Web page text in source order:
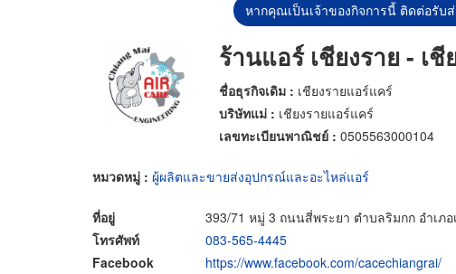
หากคุณเป็นเจ้าของกิจการนี้ ติดต่อรับ
ร้านแอร์ เชียงราย - เ
ชื่อธุรกิจเดิม : เชียงรายแอร์แคร์
บริษัทแม่ : เชียงรายแอร์แคร์
เลขทะเบียนพาณิชย์ : 0505563000104
หมวดหมู่ : ผู้ผลิตและขายส่งอุปกรณ์และอะไหล่แอร์
ที่อยู่
393/71 หมู่ 3 ถนนสี่พระยา ตำบลริมกก อำเภอ
โทรศัพท์
083-565-4445
Facebook
https://www.facebook.com/cacechiangrai/